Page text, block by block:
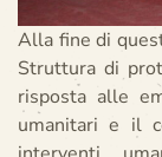
Alla fine di
Struttura di
risposta alle
umanitari e il